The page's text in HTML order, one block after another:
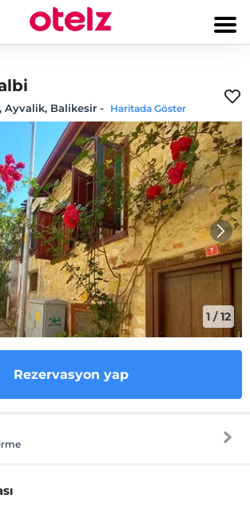
Ayvalik, Balikesir - Haritada Göster
1 /12
Rezervasyon yap